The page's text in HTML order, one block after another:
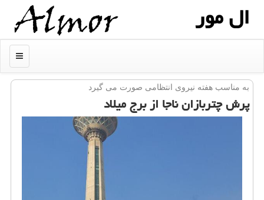
ال مور
منو
به مناسب هفته نیروی انتظامی صورت می گیرد
پرش چتربازان ناجا از برج میلاد